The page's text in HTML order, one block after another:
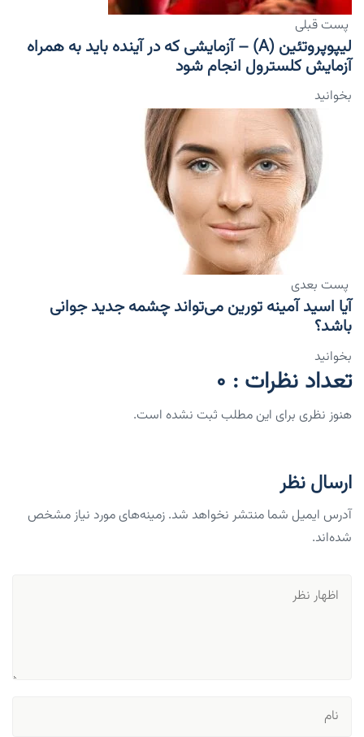
پست قبلی
لیپوپروتئین (a) – آزمایشی که در آینده باید به همراه
آزمایش کلسترول انجام شود
بخوانید
پست بعدی
آیا اسید آمینه تورین می‌تواند چشمه جدید جوانی
باشد؟
بخوانید
تعداد نظرات : 0
هنوز نظری برای این مطلب ثبت نشده است.
ارسال نظر
آدرس ایمیل شما منتشر نخواهد شد. زمینه‌های مورد نیاز مشخص
شده‌اند.